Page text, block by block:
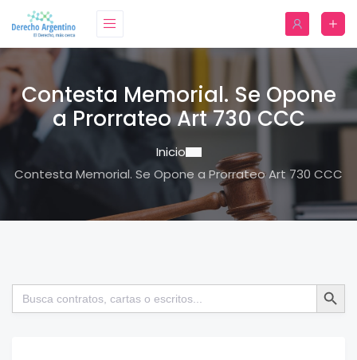
Contesta Memorial. Se Opone
a Prorrateo Art 730 CCC
Inicio
Contesta Memorial. Se Opone a Prorrateo Art 730 CCC
Buscar: Botón de